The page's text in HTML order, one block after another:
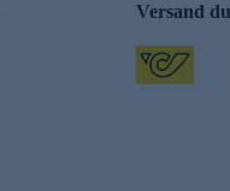
Versand